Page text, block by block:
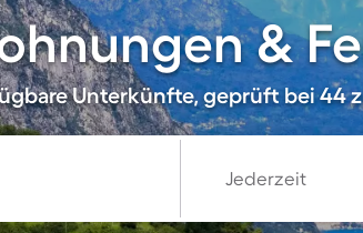
&
Unterkünfte, geprüft bei 44
Jederzeit